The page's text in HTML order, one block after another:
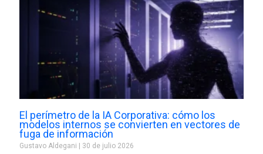
El perímetro de la IA Corporativa: cómo los
modelos internos se convierten en vectores de
fuga de información
Gustavo Aldegani 30 de julio 2026